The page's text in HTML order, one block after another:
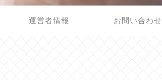
運営者情報 お問い合わせ